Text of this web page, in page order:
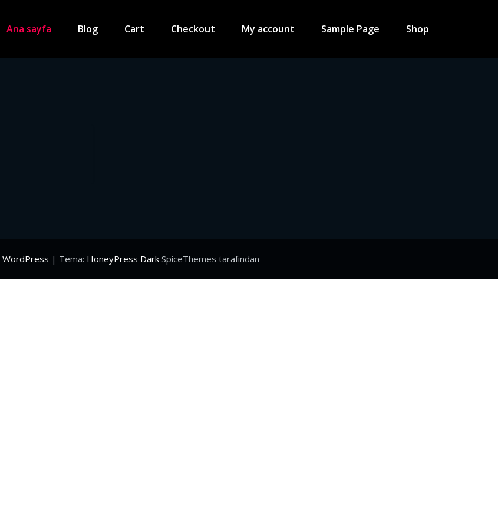
Ana sayfa Blog Cart Checkout My account Sample Page Shop
WordPress | Tema: HoneyPress Dark SpiceThemes tarafından